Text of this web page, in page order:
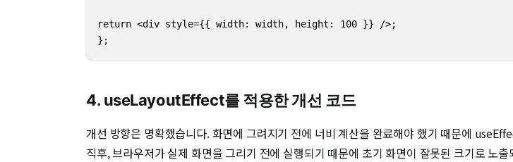
return <div style={{ width: width, height: 100 }} />;
};
4. useLayoutEffect를 적용한 개선 코드
개선 방향은 명확했습니다. 화면에 그려지기 전에 너비 계산을 완료해야 했기 때문에
직후, 브라우저가 실제 화면을 그리기 전에 실행되기 때문에 초기 화면이 잘못된 크기로 노